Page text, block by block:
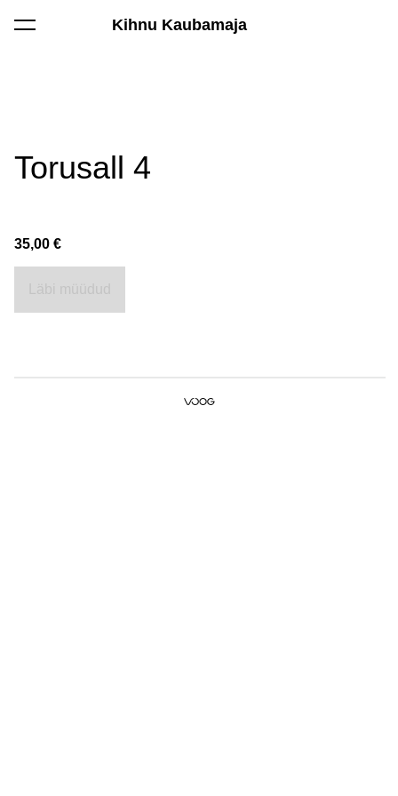
Kihnu Kaubamaja
lisati ostukorvi. Vaata ostukorvi
Torusall 4
35,00 €